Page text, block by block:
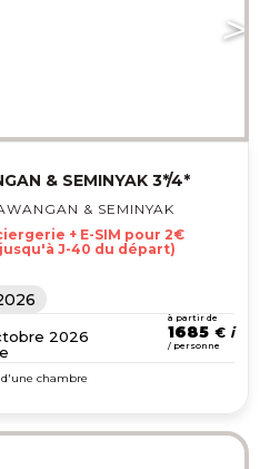
& SEMINYAK 3*/4*
& SEMINYAK
+ E-SIM pour 2€
J-40 du départ)
2026
à partir de
1685 €
/ personne
d'une chambre